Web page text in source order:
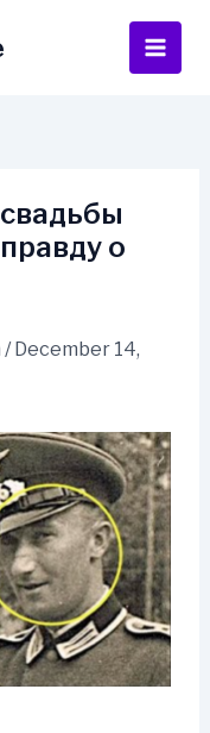
Main
о
/ December 14,